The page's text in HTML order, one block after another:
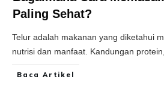
Paling Sehat?
Telur adalah makanan yang diketahui
nutrisi dan manfaat. Kandungan
Baca Artikel